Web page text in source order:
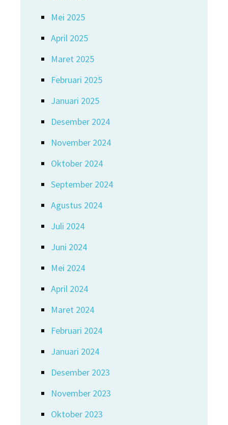
Mei 2025
April 2025
Maret 2025
Februari 2025
Januari 2025
Desember 2024
November 2024
Oktober 2024
September 2024
Agustus 2024
Juli 2024
Juni 2024
Mei 2024
April 2024
Maret 2024
Februari 2024
Januari 2024
Desember 2023
November 2023
Oktober 2023